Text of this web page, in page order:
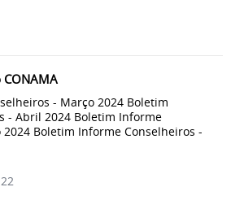
- Março 2024 Boletim
- Abril 2024 Boletim Informe
2024 Boletim Informe Conselheiros -